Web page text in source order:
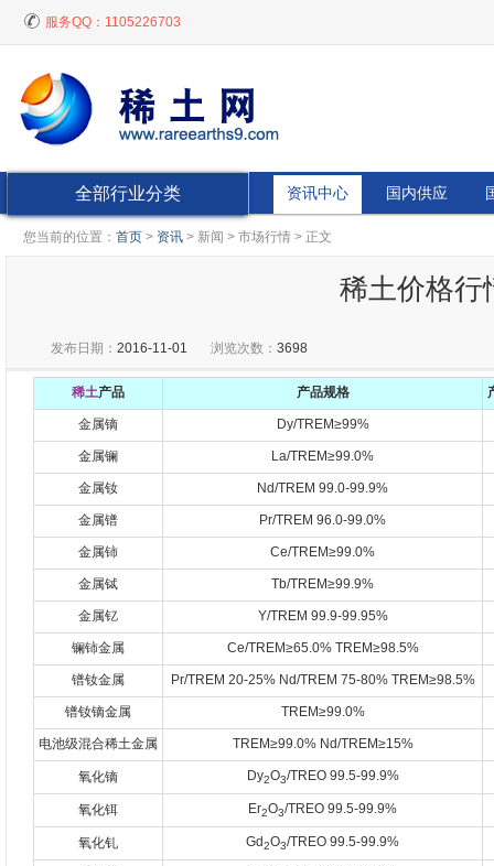
服务QQ： 1105226703
资讯中心 国内供应
全部行业分类
您当前的位置： 首页 > 资讯 > 新闻 > 市场行情 > 正文
稀土价格行
发布日期： 2016-11-01 浏览次数： 3698
稀土产品 产品规格
金属镝 Dy/TREM≥99%
金属镧 La/TREM≥99.0%
金属钕 Nd/TREM 99.0-99.9%
金属镨 Pr/TREM 96.0-99.0%
金属铈 Ce/TREM≥99.0%
金属铽 Tb/TREM≥99.9%
金属钇 Y/TREM 99.9-99.95%
镧铈金属 Ce/TREM≥65.0% TREM≥98.5%
镨钕金属 Pr/TREM 20-25% Nd/TREM 75-80% TREM≥98.5%
镨钕镝金属 TREM≥99.0%
电池级混合稀土金属 TREM≥99.0% Nd/TREM≥15%
氧化镝 Dy2O3/TREO 99.5-99.9%
氧化铒 Er2O3/TREO 99.5-99.9%
氧化钆 Gd2O3/TREO 99.5-99.9%